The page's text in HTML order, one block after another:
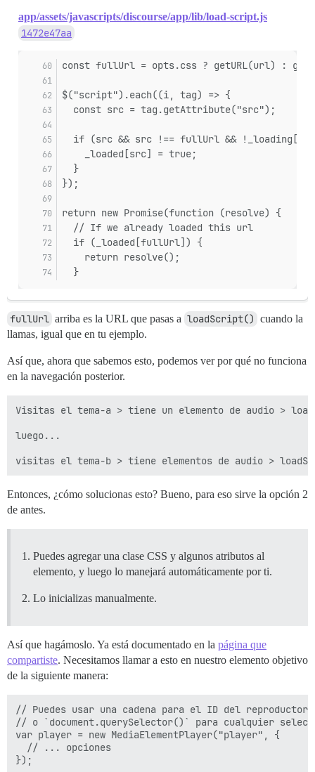
app/assets/javascripts/discourse/app/lib/load-script.js
1472e47aa
const fullUrl = opts.css ? getURL(url) :
$("script").each((i, tag) => {
  const src = tag.getAttribute("src");
if (src && src !== fullUrl &&
    _loaded[src] = true;
  }
});
return new Promise(function (resolve) {
  // If we already loaded this url
  if (_loaded[fullUrl]) {
    return resolve();
  }
fullUrl arriba es la URL que pasas a loadScript() cuando la
llamas, igual que en tu ejemplo.
Así que, ahora que sabemos esto, podemos ver por qué no funciona
en la navegación posterior.
Visitas el tema-a > tiene un elemento de audio >
luego...
Entonces, ¿cómo solucionas esto? Bueno, para eso sirve la opción 2
de antes.
Puedes agregar una clase CSS y algunos atributos al
elemento, y luego lo manejará automáticamente por ti.
Lo inicializas manualmente.
Así que hagámoslo. Ya está documentado en la página que
compartiste. Necesitamos llamar a esto en nuestro elemento objetivo
de la siguiente manera:
// Puedes usar una cadena para el ID del
// o `document.querySelector()` para cualquier
var player = new MediaElementPlayer("player", {
  // ... opciones